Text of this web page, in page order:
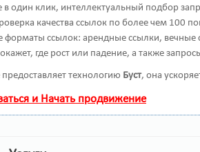
один клик, интеллектуальный подбор
качества ссылок по более чем 100
форматы ссылок: арендные ссылки,
где рост или падение, а также
технологию Буст, она
и Начать продвижение